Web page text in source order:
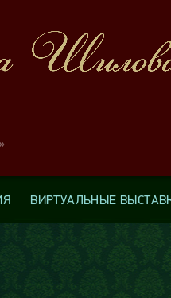
ВИРТУАЛЬНЫЕ